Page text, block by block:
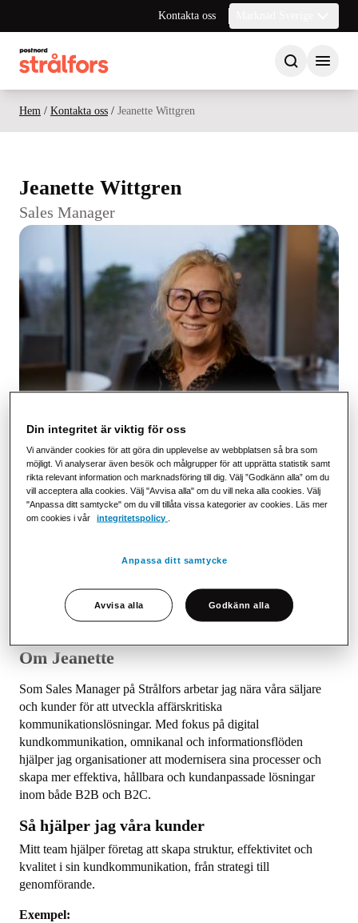
Kontakta oss
Hem / Kontakta oss / Jeanette Wittgren
Jeanette Wittgren
Sales Manager
Kontaktinformation
+46 (0)76 881 20 51
jeanette.wittgren@stralfors.se
Kontor
Sociala medier
LinkedIn
Om Jeanette
Som Sales Manager på Strålfors arbetar jag nära våra säljare
och kunder för att utveckla affärskritiska
kommunikationslösningar. Med fokus på digital
kundkommunikation, omnikanal och informationsflöden
hjälper jag organisationer att modernisera sina processer och
skapa mer effektiva, hållbara och kundanpassade lösningar
inom både B2B och B2C.
Så hjälper jag våra kunder
Mitt team hjälper företag att skapa struktur, effektivitet och
kvalitet i sin kundkommunikation, från strategi till
genomförande.
Exempel:
Din integritet är viktig för oss
Vi använder cookies för att göra din upplevelse av webbplatsen så bra som
möjligt. Vi analyserar även besök och målgrupper för att upprätta statistik samt
rikta relevant information och marknadsföring till dig. Välj ”Godkänn alla” om du
vill acceptera alla cookies. Välj "Avvisa alla" om du vill neka alla cookies. Välj
"Anpassa ditt samtycke" om du vill tillåta vissa kategorier av cookies. Läs mer
om cookies i vår
integritetspolicy
Anpassa ditt samtycke
Avvisa alla Godkänn alla